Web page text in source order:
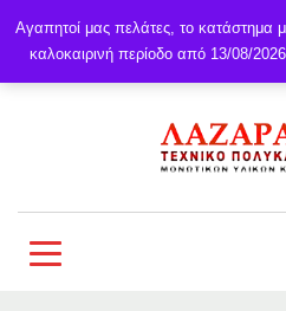
Αγαπητοί μας πελάτες, το κατάστημα
καλοκαιρινή περίοδο από 13/08/